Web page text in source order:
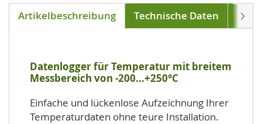
Artikelbeschreibung Technische Daten
Datenlogger für Temperatur mit breitem
Messbereich von -200...+250°C
Einfache und lückenlose Aufzeichnung Ihrer
Temperaturdaten ohne teure Installation.